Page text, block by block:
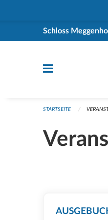
Schloss
STARTSEITE